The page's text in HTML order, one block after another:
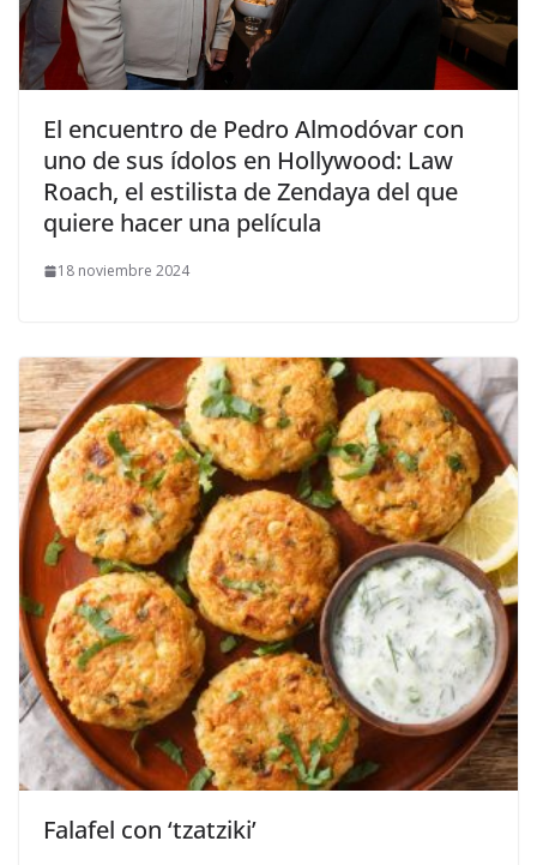
​El encuentro de Pedro Almodóvar con
uno de sus ídolos en Hollywood: Law
Roach, el estilista de Zendaya del que
quiere hacer una película
18 noviembre 2024
​Falafel con ‘tzatziki’